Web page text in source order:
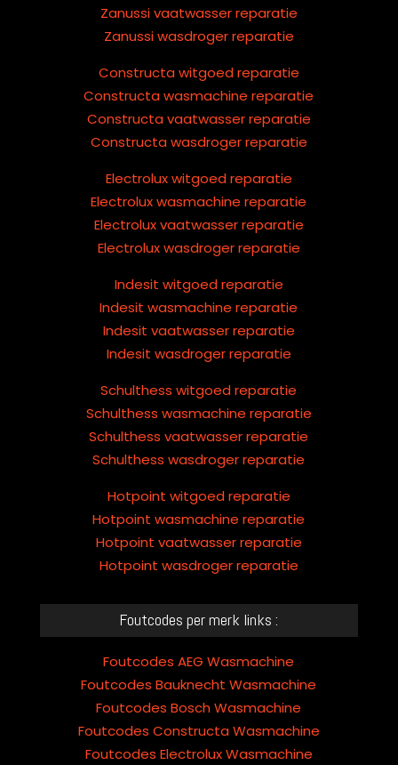
Zanussi vaatwasser reparatie
Zanussi wasdroger reparatie
Constructa witgoed reparatie
Constructa wasmachine reparatie
Constructa vaatwasser reparatie
Constructa wasdroger reparatie
Electrolux witgoed reparatie
Electrolux wasmachine reparatie
Electrolux vaatwasser reparatie
Electrolux wasdroger reparatie
Indesit witgoed reparatie
Indesit wasmachine reparatie
Indesit vaatwasser reparatie
Indesit wasdroger reparatie
Schulthess witgoed reparatie
Schulthess wasmachine reparatie
Schulthess vaatwasser reparatie
Schulthess wasdroger reparatie
Hotpoint witgoed reparatie
Hotpoint wasmachine reparatie
Hotpoint vaatwasser reparatie
Hotpoint wasdroger reparatie
Foutcodes per merk links :
Foutcodes AEG Wasmachine
Foutcodes Bauknecht Wasmachine
Foutcodes Bosch Wasmachine
Foutcodes Constructa Wasmachine
Foutcodes Electrolux Wasmachine